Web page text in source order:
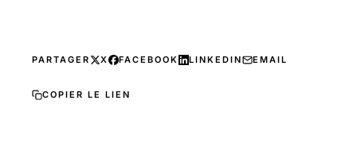
PARTAGER X FACEBOOK LINKEDIN EMAIL
COPIER LE LIEN